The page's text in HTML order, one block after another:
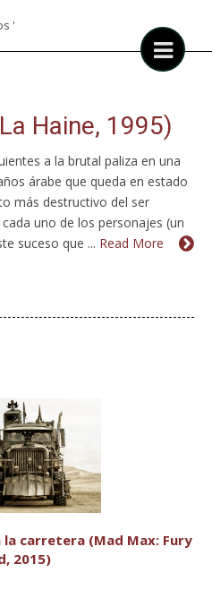
'
Haine, 1995)
a la brutal paliza en una
árabe que queda en estado
más destructivo del ser
uno de los personajes (un
suceso que ... Read More
la carretera (Mad Max: Fury
2015)